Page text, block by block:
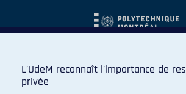
L’UdeM reconnaît l’importance de
privée